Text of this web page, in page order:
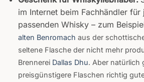
im Internet beim Fachhändler für
passenden Whisky – zum
alten Benromach aus der
seltene Flasche der nicht mehr
Brennerei Dallas Dhu. Aber natürlich
preisgünstigere Flaschen richtig